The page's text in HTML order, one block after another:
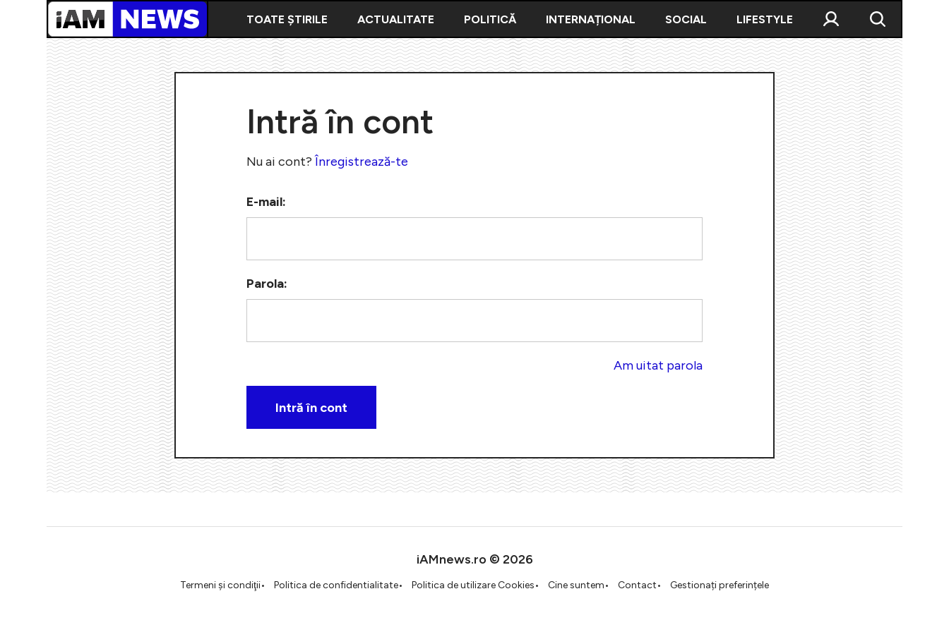
TOATE ȘTIRILE ACTUALITATE POLITICĂ INTERNAȚIONAL SOCIAL LIFESTYLE
Intră în cont
Nu ai cont?Înregistrează-te
E-mail:
Parola:
Am uitat parola
iAMnews.ro © 2026
Termeni şi condiţii Politica de confidentialitate Politica de utilizare Cookies Cine suntem Contact Gestionați preferințele